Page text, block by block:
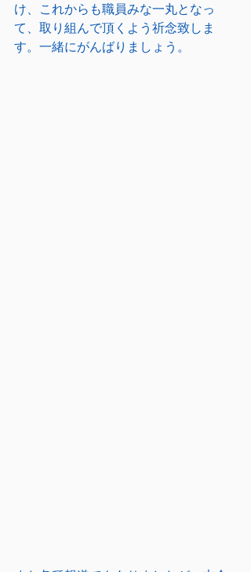
け、これからも職員みな一丸となっ
て、取り組んで頂くよう祈念致しま
す。一緒にがんばりましょう。